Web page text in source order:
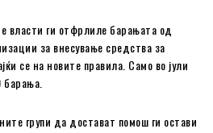
власти ги отфрлиле барањата од
за внесување средства за
се на новите правила. Само во јули
групи да достават помош ги остави